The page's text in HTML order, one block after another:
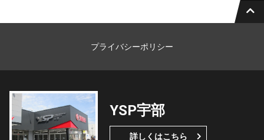
プライバシーポリシー
YSP宇部
詳しくはこちら